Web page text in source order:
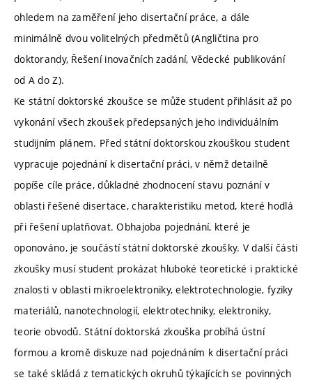
ohledem na zaměření jeho disertační práce, a dále
minimálně dvou volitelných předmětů (Angličtina pro
doktorandy, Řešení inovačních zadání, Vědecké publikování
od A do Z).
Ke státní doktorské zkoušce se může student přihlásit až po
vykonání všech zkoušek předepsaných jeho individuálním
studijním plánem. Před státní doktorskou zkouškou student
vypracuje pojednání k disertační práci, v němž detailně
popíše cíle práce, důkladné zhodnocení stavu poznání v
oblasti řešené disertace, charakteristiku metod, které hodlá
při řešení uplatňovat. Obhajoba pojednání, které je
oponováno, je součástí státní doktorské zkoušky. V další části
zkoušky musí student prokázat hluboké teoretické i praktické
znalosti v oblasti mikroelektroniky, elektrotechnologie, fyziky
materiálů, nanotechnologií, elektrotechniky, elektroniky,
teorie obvodů. Státní doktorská zkouška probíhá ústní
formou a kromě diskuze nad pojednáním k disertační práci
se také skládá z tematických okruhů týkajících se povinných